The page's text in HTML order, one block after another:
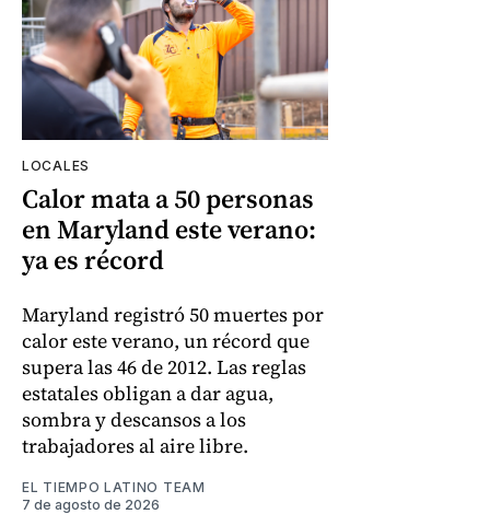
LOCALES
Calor mata a 50 personas
en Maryland este verano:
ya es récord
Maryland registró 50 muertes por
calor este verano, un récord que
supera las 46 de 2012. Las reglas
estatales obligan a dar agua,
sombra y descansos a los
trabajadores al aire libre.
EL TIEMPO LATINO TEAM
7 de agosto de 2026